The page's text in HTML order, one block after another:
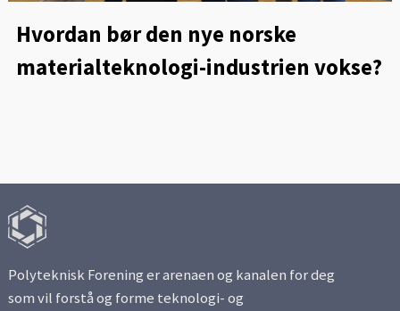
Hvordan bør den nye norske
materialteknologi-industrien vokse?
Polyteknisk Forening er arenaen og kanalen for deg
som vil forstå og forme teknologi- og